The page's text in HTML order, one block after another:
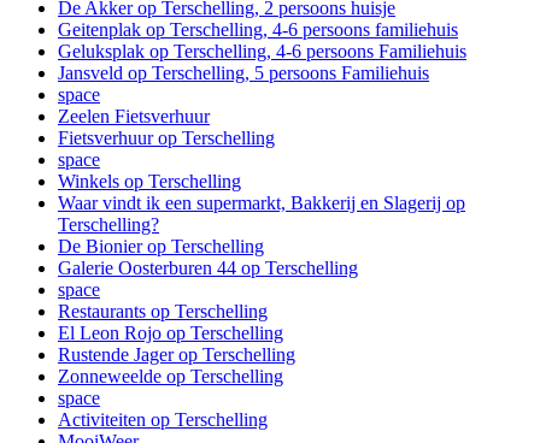
De Akker op Terschelling, 2 persoons huisje
Geitenplak op Terschelling, 4-6 persoons familiehuis
Geluksplak op Terschelling, 4-6 persoons Familiehuis
Jansveld op Terschelling, 5 persoons Familiehuis
space
Zeelen Fietsverhuur
Fietsverhuur op Terschelling
space
Winkels op Terschelling
Waar vindt ik een supermarkt, Bakkerij en Slagerij op
Terschelling?
De Bionier op Terschelling
Galerie Oosterburen 44 op Terschelling
space
Restaurants op Terschelling
El Leon Rojo op Terschelling
Rustende Jager op Terschelling
Zonneweelde op Terschelling
space
Activiteiten op Terschelling